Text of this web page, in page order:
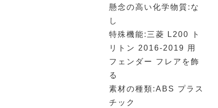
懸念の高い化学物質:な
し
特殊機能:三菱 L200 ト
リトン 2016-2019 用
フェンダー フレアを飾
る
素材の種類:ABS プラス
チック